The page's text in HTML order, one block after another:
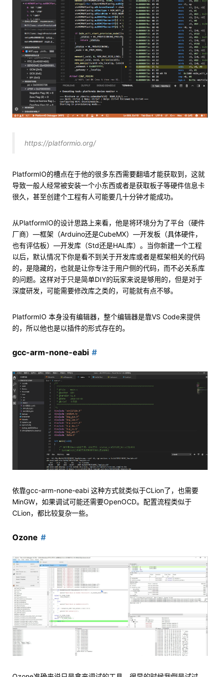
https://platformio.org/
PlatformIO的槽点在于他的很多东西需要翻墙才能获取到，这就
导致一般人经常被安装一个小东西或者是获取板子等硬件信息卡
很久，甚至创建个工程有人可能要几十分钟才能成功。
从PlatformIO的设计思路上来看，他是将环境分为了平台（硬件
厂商）—框架（Arduino还是CubeMX）—开发板（具体硬件，
也有评估板）—开发库（Std还是HAL库）。当你新建一个工程
以后，默认情况下你是看不到关于开发库或者是框架相关的代码
的，是隐藏的，也就是让你专注于用户侧的代码，而不必关系库
的问题。这样对于只是简单DIY的玩家来说是够用的，但是对于
深度研发，可能需要修改库之类的，可能就有点不够。
PlatformIO 本身没有编辑器，整个编辑器是靠VS Code来提供
的，所以他也是以插件的形式存在的。
gcc-arm-none-eabi
依靠gcc-arm-none-eabi 这种方式就类似于CLion了，也需要
MinGW，如果调试可能还需要OpenOCD。配置流程类似于
CLion，都比较复杂一些。
Ozone